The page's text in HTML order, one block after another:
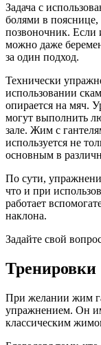
Задача с
болями в пояснице,
позвоночник. Если
можно даже
за один подход.
Технически
использовании
опирается на мяч.
могут выполнить
зале. Жим с
используется не
основным в
По сути,
что и при
работает
наклона.
Задайте свой
Тренировки
При желании жим
упражнением. Он
классическим